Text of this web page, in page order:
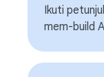
Ikuti
mem-build